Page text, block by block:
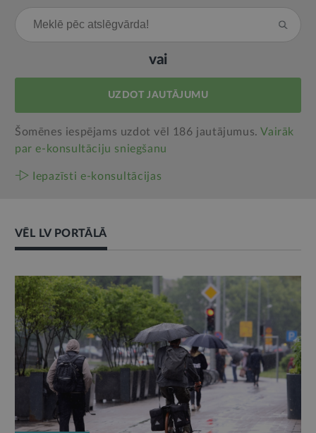
vai
UZDOT JAUTĀJUMU
Šomēnes iespējams uzdot vēl 186 jautājumus.Vairāk
par e‑konsultāciju sniegšanu
Iepazīsti e-konsultācijas
VĒL LV PORTĀLĀ